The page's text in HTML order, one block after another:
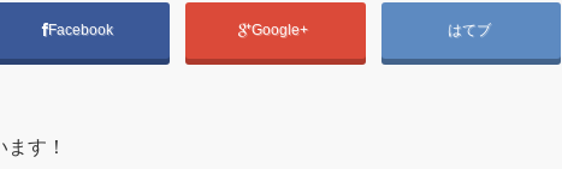
Facebook Google+ はてブ
す！